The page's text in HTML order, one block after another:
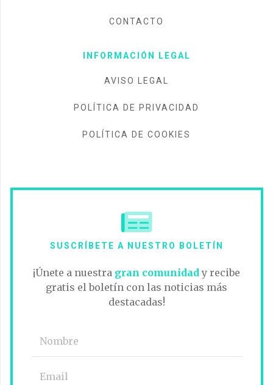
CONTACTO
INFORMACIÓN LEGAL
AVISO LEGAL
POLÍTICA DE PRIVACIDAD
POLÍTICA DE COOKIES
SUSCRÍBETE A NUESTRO BOLETÍN
¡Únete a nuestra gran comunidad y recibe
gratis el boletín con las noticias más
destacadas!